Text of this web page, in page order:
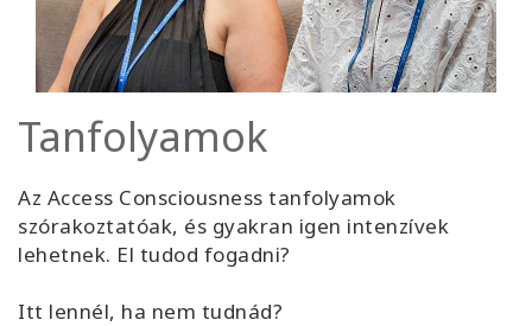
Tanfolyamok
Az Access Consciousness tanfolyamok
szórakoztatóak, és gyakran igen intenzívek
lehetnek. El tudod fogadni?
Itt lennél, ha nem tudnád?